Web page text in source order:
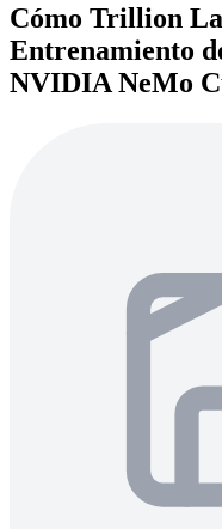
Cómo Trillion
Entrenamiento
NVIDIA NeMo